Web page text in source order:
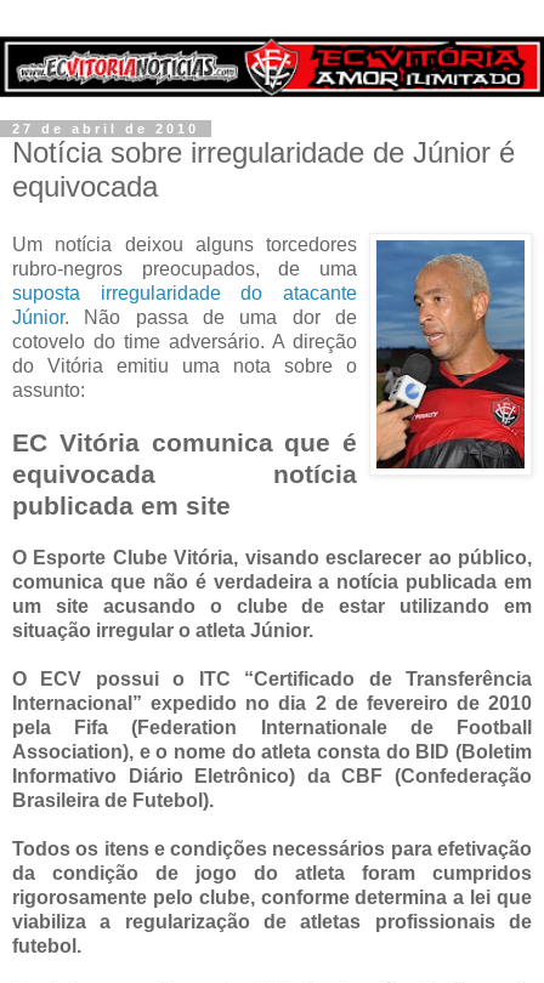
27 de abril de 2010
Notícia sobre irregularidade de Júnior é
equivocada
Um notícia deixou alguns torcedores
rubro-negros preocupados, de uma
suposta irregularidade do atacante
Júnior. Não passa de uma dor de
cotovelo do time adversário. A direção
do Vitória emitiu uma nota sobre o
assunto:
EC Vitória comunica que é
equivocada notícia
publicada em site
O Esporte Clube Vitória, visando esclarecer ao público,
comunica que não é verdadeira a notícia publicada em
um site acusando o clube de estar utilizando em
situação irregular o atleta Júnior.
O ECV possui o ITC “Certificado de Transferência
Internacional” expedido no dia 2 de fevereiro de 2010
pela Fifa (Federation Internationale de Football
Association), e o nome do atleta consta do BID (Boletim
Informativo Diário Eletrônico) da CBF (Confederação
Brasileira de Futebol).
Todos os itens e condições necessários para efetivação
da condição de jogo do atleta foram cumpridos
rigorosamente pelo clube, conforme determina a lei que
viabiliza a regularização de atletas profissionais de
futebol.